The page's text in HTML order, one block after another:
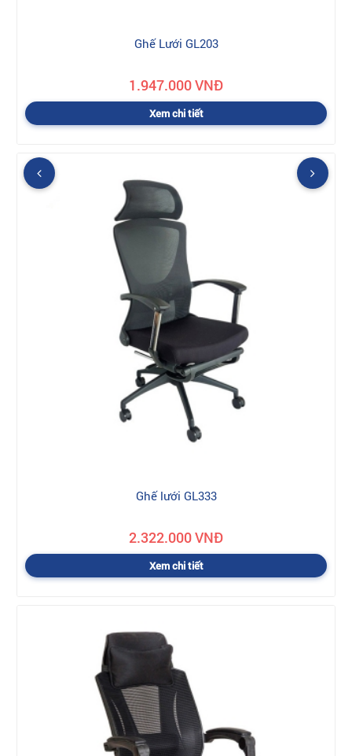
Ghế Lưới GL203
1.947.000 VNĐ
Xem chi tiết
Ghế lưới GL333
2.322.000 VNĐ
Xem chi tiết